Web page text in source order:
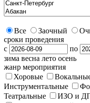
Все Заочный
сроки проведения
с
по
зима весна лето осень
жанр мероприятия
Хоровые
Инструментальные
Театральные
ИЗО и